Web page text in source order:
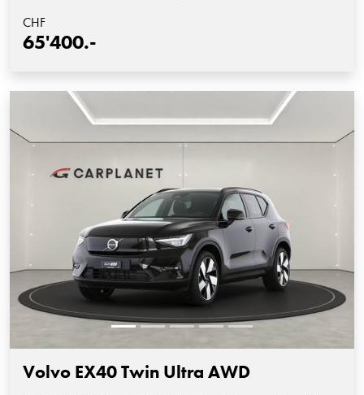
CHF
65'400.-
Volvo EX40 Twin Ultra AWD